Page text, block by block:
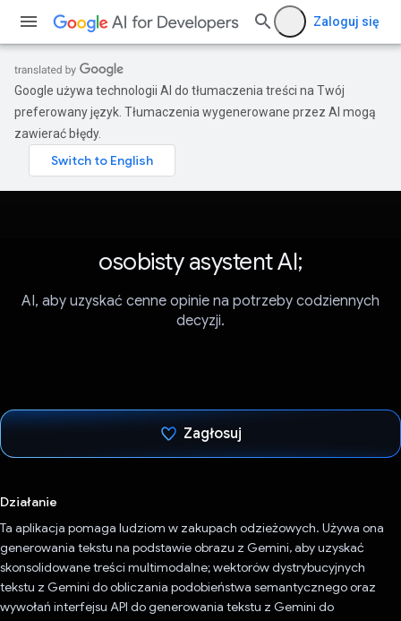
Zaloguj się
Google używa technologii AI do tłumaczenia treści na Twój
preferowany język. Tłumaczenia wygenerowane przez AI mogą
zawierać błędy.
osobisty asystent AI;
AI, aby uzyskać cenne opinie na potrzeby codziennych
decyzji.
Zagłosuj
Działanie
Ta aplikacja pomaga ludziom w zakupach odzieżowych. Używa ona
generowania tekstu na podstawie obrazu z Gemini, aby uzyskać
skonsolidowane treści multimodalne; wektorów dystrybucyjnych
tekstu z Gemini do obliczania podobieństwa semantycznego oraz
wywołań interfejsu API do generowania tekstu z Gemini do